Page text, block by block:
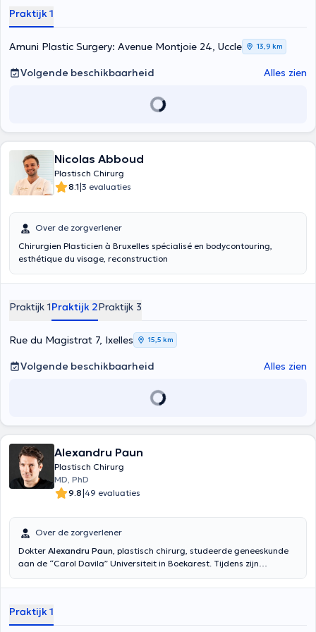
Sinds 2021 werkt hij in het ziekenhuis CHIREC-DELTA als adviserend
plastisch chirurg. Dr. Giunta is tevens auteur en co-auteur van
talrijke wetenschappelijke publicaties en boeken op het gebied van
cosmetische en reconstructieve chirurgie.
Praktijk 1
Amuni Plastic Surgery: Avenue Montjoie 24, Uccle 13,9 km
Volgende beschikbaarheid Alles zien
Nicolas Abboud
Plastisch Chirurg
8.1|3 evaluaties
Over de zorgverlener
Chirurgien Plasticien à Bruxelles spécialisé en bodycontouring,
esthétique du visage, reconstruction
Praktijk 1Praktijk 2Praktijk 3
Rue du Magistrat 7, Ixelles 15,5 km
Volgende beschikbaarheid Alles zien
Alexandru Paun
Plastisch Chirurg
MD, PhD
9.8|49 evaluaties
Over de zorgverlener
Dokter Alexandru Paun, plastisch chirurg, studeerde geneeskunde
aan de “Carol Davila” Universiteit in Boekarest. Tijdens zijn
Reconstructieve Chirurgie voltooide hij stages in de Universitaire
van Boekarest, het Universitair Ziekenhuis Saint-Pierre in Brussel
(Universitair Ziekenhuis Saint-Pierre) en in het Universitair
Praktijk 1